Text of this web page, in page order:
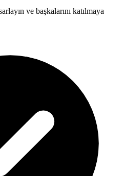
ve başkalarını katılmaya